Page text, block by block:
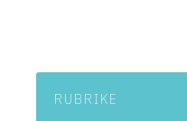
RUBRIKE